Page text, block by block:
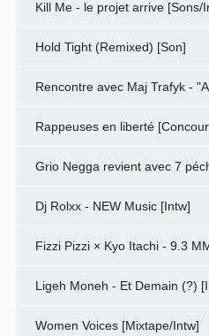
Kill Me - le projet arrive [Sons/
Hold Tight (Remixed) [Son]
Rencontre avec Maj Trafyk -
Rappeuses en liberté
Grio Negga revient avec 7
Dj Rolxx - NEW Music [Intw]
Fizzi Pizzi × Kyo Itachi - 9.3
Ligeh Moneh - Et Demain (?)
Women Voices [Mixtape/Intw]